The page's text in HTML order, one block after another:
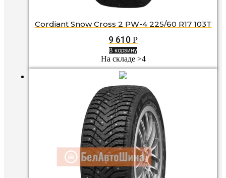
Cordiant Snow Cross 2 PW-4 225/60 R17 103T
9 610 Р
В корзину
На складе >4